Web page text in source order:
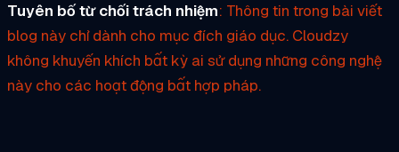
Tuyên bố từ chối trách nhiệm: Thông tin trong bài viết
blog này chỉ dành cho mục đích giáo dục. Cloudzy
không khuyến khích bất kỳ ai sử dụng những công nghệ
này cho các hoạt động bất hợp pháp.